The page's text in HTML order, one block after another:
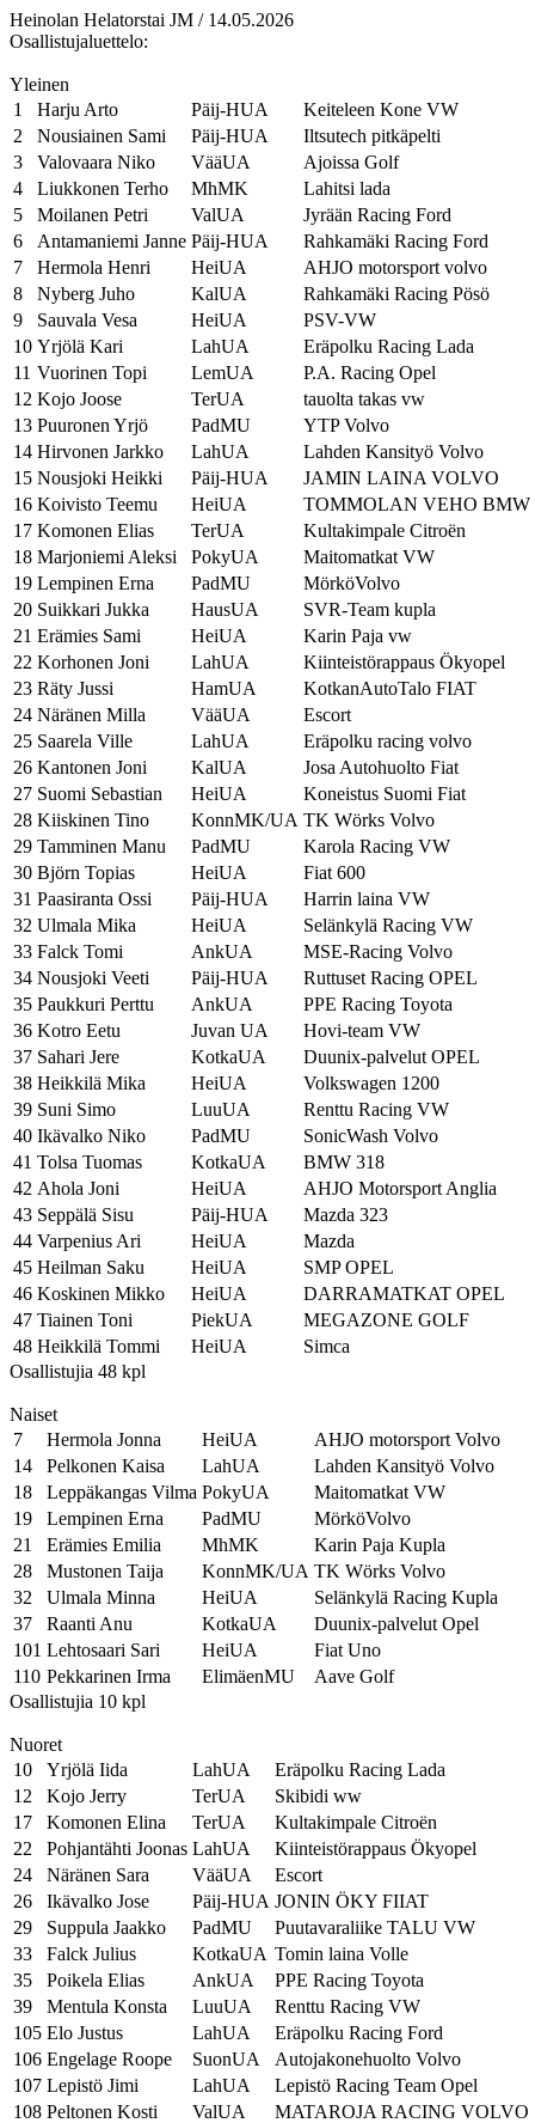
Heinolan Helatorstai JM / 14.05.2026
Osallistujaluettelo:
Yleinen
1
Harju Arto Päij-HUA
Keiteleen Kone VW
2
Nousiainen Sami Päij-HUA
Iltsutech pitkäpelti
3
Valovaara Niko VääUA
Ajoissa Golf
4
Liukkonen Terho MhMK
Lahitsi lada
5
Moilanen Petri ValUA
Jyrään Racing Ford
6
Antamaniemi Janne Päij-HUA
Rahkamäki Racing Ford
7
Hermola Henri HeiUA
AHJO motorsport volvo
8
Nyberg Juho KalUA
Rahkamäki Racing Pösö
9
Sauvala Vesa HeiUA
PSV-VW
10 Yrjölä Kari LahUA
Eräpolku Racing Lada
11 Vuorinen Topi LemUA
P.A. Racing Opel
12 Kojo Joose TerUA
tauolta takas vw
13 Puuronen Yrjö PadMU
YTP Volvo
14 Hirvonen Jarkko LahUA
Lahden Kansityö Volvo
15 Nousjoki Heikki Päij-HUA
JAMIN LAINA VOLVO
16 Koivisto Teemu HeiUA
TOMMOLAN VEHO BMW
17 Komonen Elias TerUA
Kultakimpale Citroën
18 Marjoniemi Aleksi PokyUA
Maitomatkat VW
19 Lempinen Erna PadMU
MörköVolvo
20 Suikkari Jukka HausUA
SVR-Team kupla
21 Erämies Sami HeiUA
Karin Paja vw
22 Korhonen Joni LahUA
Kiinteistörappaus Ökyopel
23 Räty Jussi HamUA
KotkanAutoTalo FIAT
24 Näränen Milla VääUA
Escort
25 Saarela Ville LahUA
Eräpolku racing volvo
26 Kantonen Joni KalUA
Josa Autohuolto Fiat
27 Suomi Sebastian HeiUA
Koneistus Suomi Fiat
28 Kiiskinen Tino KonnMK/UA TK Wörks Volvo
29 Tamminen Manu PadMU
Karola Racing VW
30 Björn Topias HeiUA
Fiat 600
31 Paasiranta Ossi Päij-HUA
Harrin laina VW
32 Ulmala Mika HeiUA
Selänkylä Racing VW
33 Falck Tomi AnkUA
MSE-Racing Volvo
34 Nousjoki Veeti Päij-HUA
Ruttuset Racing OPEL
35 Paukkuri Perttu AnkUA
PPE Racing Toyota
36 Kotro Eetu Juvan UA
Hovi-team VW
37 Sahari Jere KotkaUA
Duunix-palvelut OPEL
38 Heikkilä Mika HeiUA
Volkswagen 1200
39 Suni Simo LuuUA
Renttu Racing VW
40 Ikävalko Niko PadMU
SonicWash Volvo
41 Tolsa Tuomas KotkaUA
BMW 318
42 Ahola Joni HeiUA
AHJO Motorsport Anglia
43 Seppälä Sisu Päij-HUA
Mazda 323
44 Varpenius Ari HeiUA
Mazda
45 Heilman Saku HeiUA
SMP OPEL
46 Koskinen Mikko HeiUA
DARRAMATKAT OPEL
47 Tiainen Toni PiekUA
MEGAZONE GOLF
48 Heikkilä Tommi HeiUA
Simca
Osallistujia 48 kpl
Naiset
7
Hermola Jonna HeiUA
AHJO motorsport Volvo
14
Pelkonen Kaisa LahUA
Lahden Kansityö Volvo
18
Leppäkangas Vilma PokyUA
Maitomatkat VW
19
Lempinen Erna PadMU
MörköVolvo
21
Erämies Emilia MhMK
Karin Paja Kupla
28
Mustonen Taija KonnMK/UA TK Wörks Volvo
32
Ulmala Minna HeiUA
Selänkylä Racing Kupla
37
Raanti Anu KotkaUA
Duunix-palvelut Opel
101 Lehtosaari Sari HeiUA
Fiat Uno
110 Pekkarinen Irma ElimäenMU
Aave Golf
Osallistujia 10 kpl
Nuoret
10
Yrjölä Iida LahUA
Eräpolku Racing Lada
12
Kojo Jerry TerUA
Skibidi ww
17
Komonen Elina TerUA
Kultakimpale Citroën
22
Pohjantähti Joonas LahUA
Kiinteistörappaus Ökyopel
24
Näränen Sara VääUA
Escort
26
Ikävalko Jose Päij-HUA JONIN ÖKY FIIAT
29
Suppula Jaakko PadMU
Puutavaraliike TALU VW
33
Falck Julius KotkaUA Tomin laina Volle
35
Poikela Elias AnkUA
PPE Racing Toyota
39
Mentula Konsta LuuUA
Renttu Racing VW
105 Elo Justus LahUA
Eräpolku Racing Ford
106 Engelage Roope SuonUA
Autojakonehuolto Volvo
107 Lepistö Jimi LahUA
Lepistö Racing Team Opel
108 Peltonen Kosti ValUA
MATAROJA RACING VOLVO